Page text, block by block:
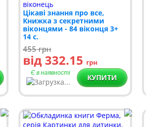
Цікаві знання про все,
Книжка з секретними
віконцями - 84 віконця 3+
14 с.
455грн
від 332.15 грн
Є в наявності КУПИТИ